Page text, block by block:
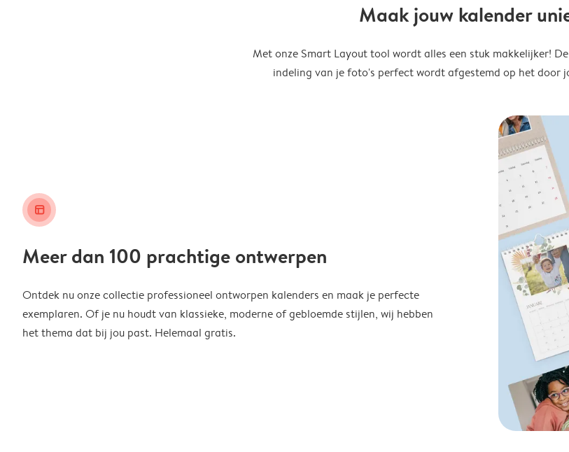
Maak jouw kalender
Met onze Smart Layout tool wordt alles een stuk makkelijker!
indeling van je foto's perfect wordt afgestemd op het door
layout_alt
Meer dan 100 prachtige ontwerpen
Ontdek nu onze collectie professioneel ontworpen kalenders en maak je perfecte
exemplaren. Of je nu houdt van klassieke, moderne of gebloemde stijlen, wij hebben
het thema dat bij jou past. Helemaal gratis.